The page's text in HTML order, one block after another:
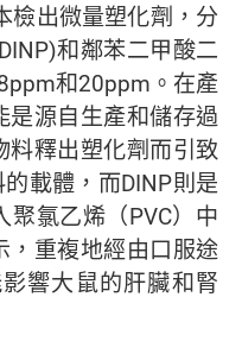
檢出微量塑化劑，分
和鄰苯二甲酸二
和20ppm。在產
是源自生產和儲存過
料釋出塑化劑而引致
載體，而DINP則是
氯乙烯（PVC）中
，重複地經由口服途
響大鼠的肝臟和腎